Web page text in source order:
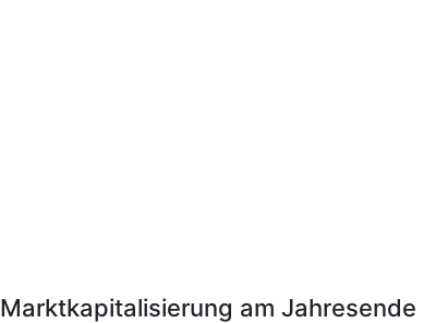
Marktkapitalisierung am Jahresende